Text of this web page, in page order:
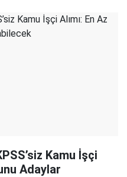
Kamu İşçi
Adaylar